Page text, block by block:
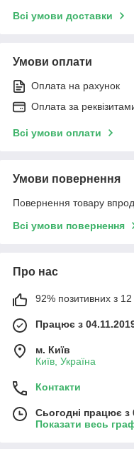
Всі умови доставки
Умови оплати
Оплата на рахунок
Оплата за
Всі умови оплати
Умови повернення
Повернення товару
Всі умови повернення
Про нас
92% позитивних з 12
Працює з
м. Київ
Київ, Україна
Контакти
Сьогодні працює з
Показати весь